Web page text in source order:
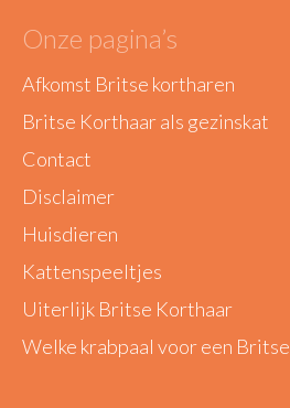
Onze pagina’s
Afkomst Britse kortharen
Britse Korthaar als gezinskat
Contact
Disclaimer
Huisdieren
Kattenspeeltjes
Uiterlijk Britse Korthaar
Welke krabpaal voor een